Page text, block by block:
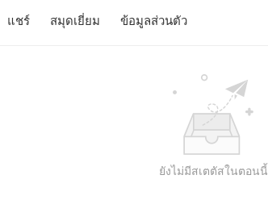
แชร์ สมุดเยี่ยม ข้อมูลส่วนตัว
ยังไม่มีสเตตัสในตอนนี้